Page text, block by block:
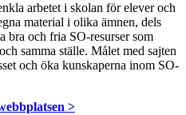
arbetet i skolan för elever och
material i olika ämnen, dels
bra och fria SO-resurser som
samma ställe. Målet med sajten
och öka kunskaperna inom SO-
>